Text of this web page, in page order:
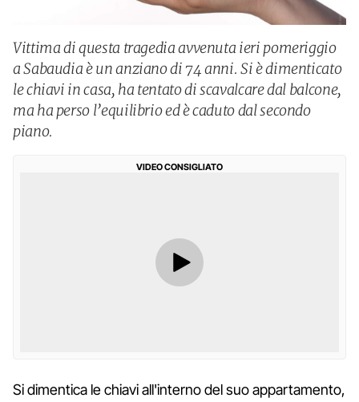
Vittima di questa tragedia avvenuta ieri pomeriggio
a Sabaudia è un anziano di 74 anni. Si è dimenticato
le chiavi in casa, ha tentato di scavalcare dal balcone,
ma ha perso l’equilibrio ed è caduto dal secondo
piano.
VIDEO CONSIGLIATO
Si dimentica le chiavi all'interno del suo appartamento,